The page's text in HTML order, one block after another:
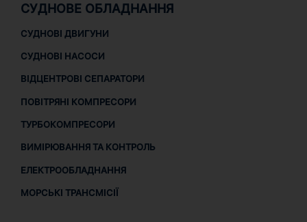
СУДНОВЕ ОБЛАДНАННЯ
СУДНОВІ ДВИГУНИ
СУДНОВІ НАСОСИ
ВІДЦЕНТРОВІ СЕПАРАТОРИ
ПОВІТРЯНІ КОМПРЕСОРИ
ТУРБОКОМПРЕСОРИ
ВИМІРЮВАННЯ ТА КОНТРОЛЬ
ЕЛЕКТРООБЛАДНАННЯ
МОРСЬКІ ТРАНСМІСІЇ